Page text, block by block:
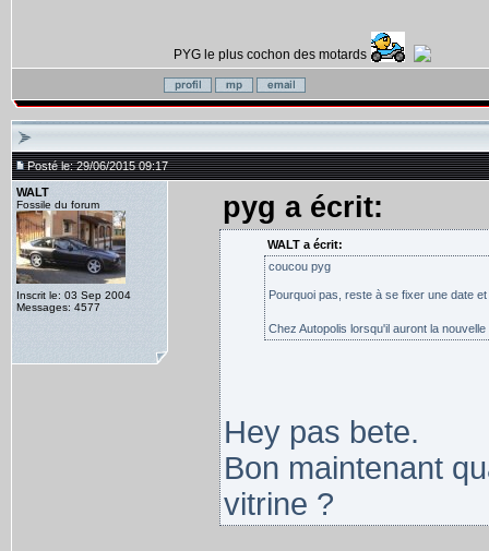
PYG le plus cochon des motards
Posté le: 29/06/2015 09:17
WALT
Fossile du forum
Inscrit le: 03 Sep 2004
Messages: 4577
pyg a écrit:
WALT a écrit:
coucou pyg
Pourquoi pas, reste à se fixer une date et
Chez Autopolis lorsqu'il auront la
Hey pas bete.
Bon maintenant
vitrine ?